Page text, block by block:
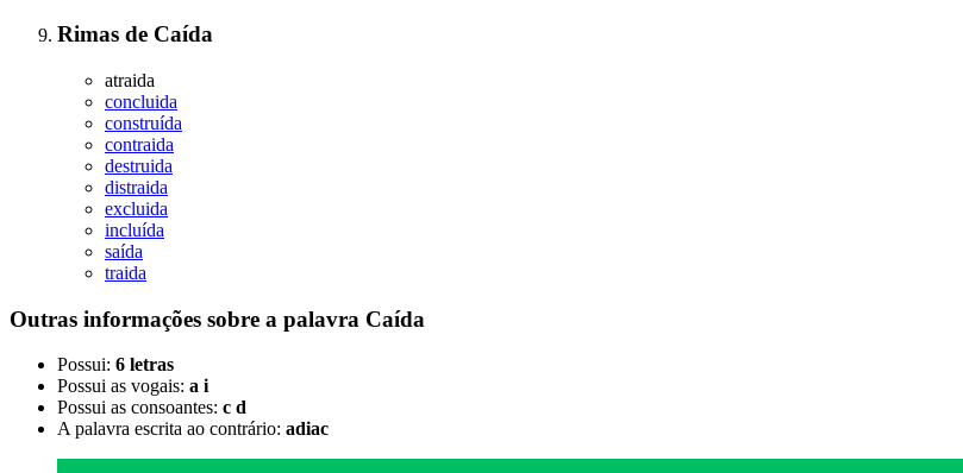
Rimas de Caída
atraida
concluida
construída
contraida
destruida
distraida
excluida
incluída
saída
traida
Outras informações sobre a palavra Caída
Possui: 6 letras
Possui as vogais: a i
Possui as consoantes: c d
A palavra escrita ao contrário: adiac